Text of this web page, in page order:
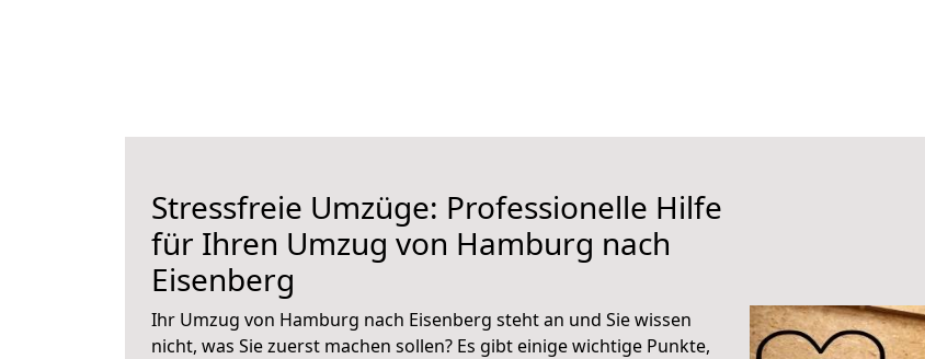
Stressfreie Umzüge: Professionelle Hilfe
für Ihren Umzug von Hamburg nach
Eisenberg
Ihr Umzug von Hamburg nach Eisenberg steht an und Sie wissen
nicht, was Sie zuerst machen sollen? Es gibt einige wichtige Punkte,